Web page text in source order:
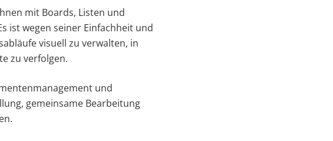
mit Boards, Listen und
ist wegen seiner Einfachheit und
visuell zu verwalten, in
zu verfolgen.
und
gemeinsame Bearbeitung